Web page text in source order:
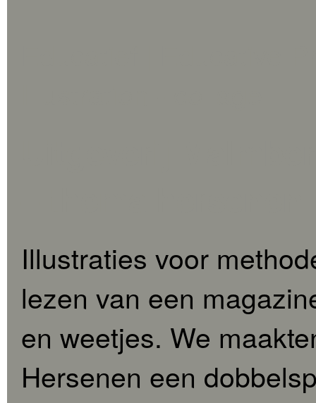
Illustraties voor
lezen van een
en weetjes. We
Hersenen een